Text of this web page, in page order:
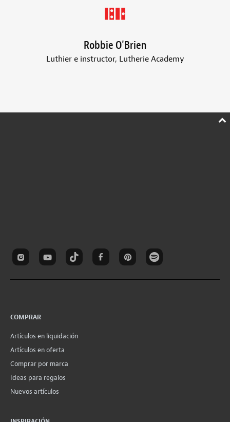
Robbie O'Brien
Luthier e instructor, Lutherie Academy
COMPRAR
Artículos en liquidación
Artículos en oferta
Comprar por marca
Ideas para regalos
Nuevos artículos